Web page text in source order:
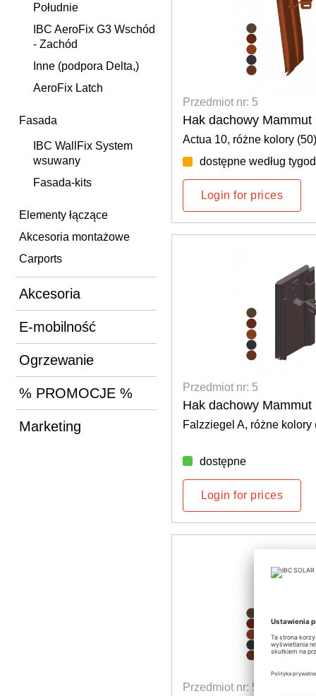
Południe
IBC AeroFix G3 Wschód
- Zachód
Inne (podpora Delta,)
AeroFix Latch
Fasada
IBC WallFix System
wsuwany
Fasada-kits
Elementy łączące
Akcesoria montażowe
Carports
Akcesoria
E-mobilność
Ogrzewanie
% PROMOCJE %
Marketing
Przedmiot nr: 5
Hak dachowy Mammut
Actua 10, różne kolory (50)
dostępne według
Login for prices
Przedmiot nr: 5
Hak dachowy Mammut
Falzziegel A, różne kolory
dostępne
Login for prices
Przedmiot nr: 5